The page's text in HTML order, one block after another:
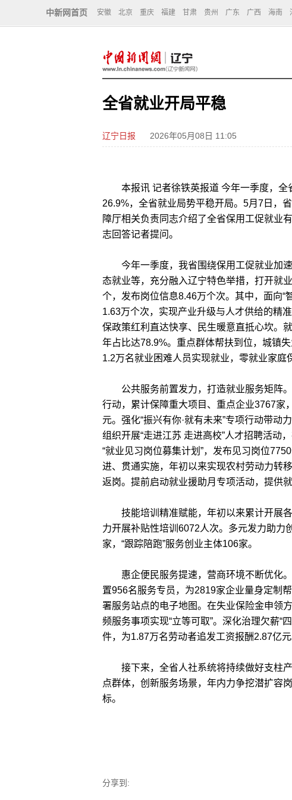
中新网首页 安徽 北京 重庆 福建 甘肃 贵州 广东 广西 海南
全省就业开局平稳
辽宁日报 2026年05月08日 11:05
本报讯 记者徐铁英报道 今年一季度，全
26.9%，全省就业局势平稳开局。5月7日，
障厅相关负责同志介绍了全省保用工促就业
志回答记者提问。
今年一季度，我省围绕保用工促就业加速
态就业等，充分融入辽宁特色举措，打开就
个，发布岗位信息8.46万个次。其中，面向“
1.63万个次，实现产业升级与人才供给的精
保政策红利直达快享、民生暖意直抵心坎。
年占比达78.9%。重点群体帮扶到位，城镇
1.2万名就业困难人员实现就业，零就业家庭
公共服务前置发力，打造就业服务矩阵。
行动，累计保障重大项目、重点企业3767家
元。强化“振兴有你·就有未来”专项行动带动
组织开展“走进江苏 走进高校”人才招聘活动
“就业见习岗位募集计划”，发布见习岗位
进、贯通实施，年初以来实现农村劳动力转
返岗。提前启动就业援助月专项活动，提供
技能培训精准赋能，年初以来累计开展各
力开展补贴性培训6072人次。多元发力助力
家，“跟踪陪跑”服务创业主体106家。
惠企便民服务提速，营商环境不断优化。
置956名服务专员，为2819家企业量身定制
署服务站点的电子地图。在失业保险金申领
频服务事项实现“立等可取”。深化治理欠薪“
件，为1.87万名劳动者追发工资报酬2.87亿元
接下来，全省人社系统将持续做好支柱产
点群体，创新服务场景，年内力争挖潜扩容
标。
分享到: